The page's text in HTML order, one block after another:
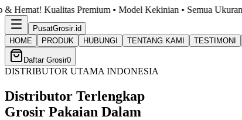
• Model Kekinian • Semua Ukuran Ready. Cek Katalog
PusatGrosir.id
HOME
PRODUK HUBUNGI TENTANG KAMI TESTIMONI
Daftar Grosir0
DISTRIBUTOR UTAMA INDONESIA
Distributor Terlengkap
Grosir Pakaian Dalam